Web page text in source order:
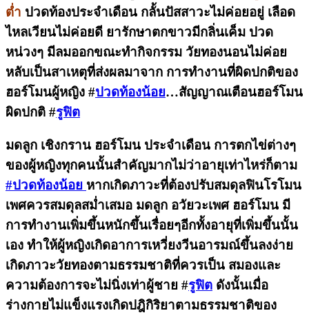
ต่ำ ปวดท้องประจำเดือน กลั้นปัสสาวะไม่ค่อยอยู่ เลือด
ไหลเวียนไม่ค่อยดี ยารักษาตกขาวมีกลิ่นเค็ม ปวด
หน่วงๆ มีลมออกขณะทำกิจกรรม วัยทองนอนไม่ค่อย
หลับเป็นสาเหตุที่ส่งผลมาจาก การทำงานที่ผิดปกติของ
ฮอร์โมนผู้หญิง #ปวดท้องน้อย…สัญญาณเตือนฮอร์โมน
ผิดปกติ #รูฟิต
มดลูก เชิงกราน ฮอร์โมน ประจำเดือน การตกไข่ต่างๆ
ของผู้หญิงทุกคนนั้นสำคัญมากไม่ว่าอายุเท่าไหร่ก็ตาม
#ปวดท้องน้อย หากเกิดภาวะที่ต้องปรับสมดุลฟินโรโมน
เพศควรสมดุลสม่ำเสมอ มดลูก อวัยวะเพศ ฮอร์โมน มี
การทำงานเพิ่มขึ้นหนักขึ้นเรื่อยๆอีกทั้งอายุที่เพิ่มขึ้นนั้น
เอง ทำให้ผู้หญิงเกิดอาการเหวี่ยงวีนอารมณ์ขึ้นลงง่าย
เกิดภาวะวัยทองตามธรรมชาติที่ควรเป็น สมองและ
ความต้องการจะไม่นิ่งเท่าผู้ชาย #รูฟิต ดังนั้นเมื่อ
ร่างกายไม่แข็งแรงเกิดปฎิกิริยาตามธรรมชาติของ